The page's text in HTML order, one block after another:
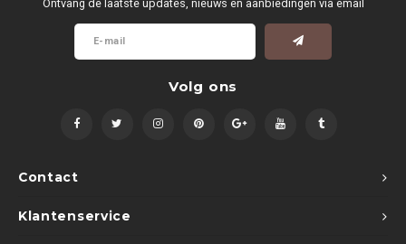
Contact
Ontvang de laatste updates, nieuws en aanbiedingen via email
Volg ons
Klantenservice